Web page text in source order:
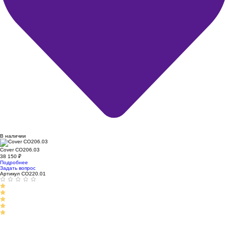
В наличии
Cover CO206.03
38 150 ₽
Подробнее
Задать вопрос
Артикул CO220.01